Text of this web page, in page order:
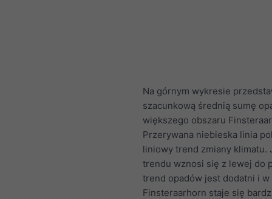
Na górnym wykresie
szacunkową średnią sumę
większego obszaru
Przerywana niebieska linia
liniowy trend zmiany klimatu.
trendu wznosi się z lewej do
trend opadów jest dodatni i w
Finsteraarhorn staje się